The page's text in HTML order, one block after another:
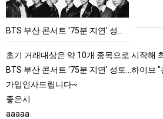
트
'75
분
BTS 부산 콘서트 '75분 지연' 성토…하이브 "큰 실망·불편" 사과
초기 거래대상은 약 10개 종목으로 시작해 최대 100개까지 확대할 방침이다. 구체적인 거래 대상 ETF는 아직 확정되지 않았지
BTS 부산 콘서트 '75분 지연' 성토…하이브 "
가입인사드립니다~
좋은시
aaaaa